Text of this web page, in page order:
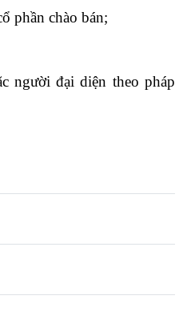
phần chào bán;
người đại diện theo pháp